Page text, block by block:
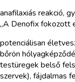
anafilaxiás reakció,
„A Denofix fokozott
potenciálisan
bőrön
testüregek belső
szervek), fájdalmas